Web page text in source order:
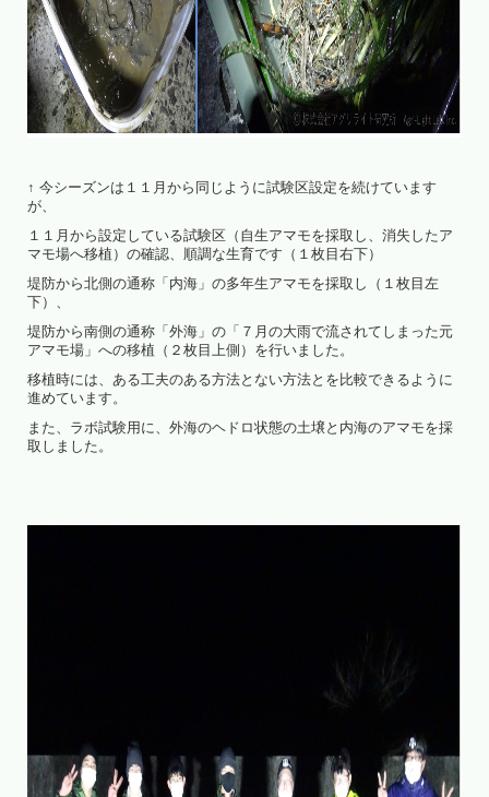
↑ 今シーズンは１１月から同じように試験区設定を続けています
が、
１１月から設定している試験区（自生アマモを採取し、消失したア
マモ場へ移植）の確認、順調な生育です（１枚目右下）
堤防から北側の通称「内海」の多年生アマモを採取し（１枚目左
下）、
堤防から南側の通称「外海」の「７月の大雨で流されてしまった元
アマモ場」への移植（２枚目上側）を行いました。
移植時には、ある工夫のある方法とない方法とを比較できるように
進めています。
また、ラボ試験用に、外海のヘドロ状態の土壌と内海のアマモを採
取しました。